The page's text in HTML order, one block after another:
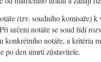
(tzv. soudního komisaře) k
určení notáře se soud řídí
konkrétního notáře, a kritéria
po den úmrtí zůstavitele.